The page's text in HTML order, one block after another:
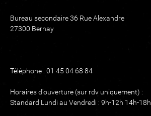
Bureau secondaire 36 Rue Alexandre
27300 Bernay
Téléphone : 01 45 04 68 84
Horaires d'ouverture (sur rdv uniquement) :
Standard Lundi au Vendredi : 9h-12h 14h-18h